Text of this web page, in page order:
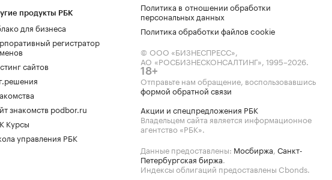
продукты РБК
для бизнеса
регистратор
сайтов
знакомств podbor.ru
Курсы
управления РБК
Политика в отношении обработки
персональных данных
Политика обработки файлов cookie
© ООО «БИЗНЕСПРЕСС»,
АО «РОСБИЗНЕСКОНСАЛТИНГ», 1995–2026.
18+
Отправьте нам обращение, воспользовавшись
формой обратной связи
Акции и спецпредложения РБК
Владельцем сайта является информационное
агентство «РБК».
Данные предоставлены: Мосбиржа, Санкт-
Петербургская биржа.
Индексы облигаций предоставлены Cbonds.